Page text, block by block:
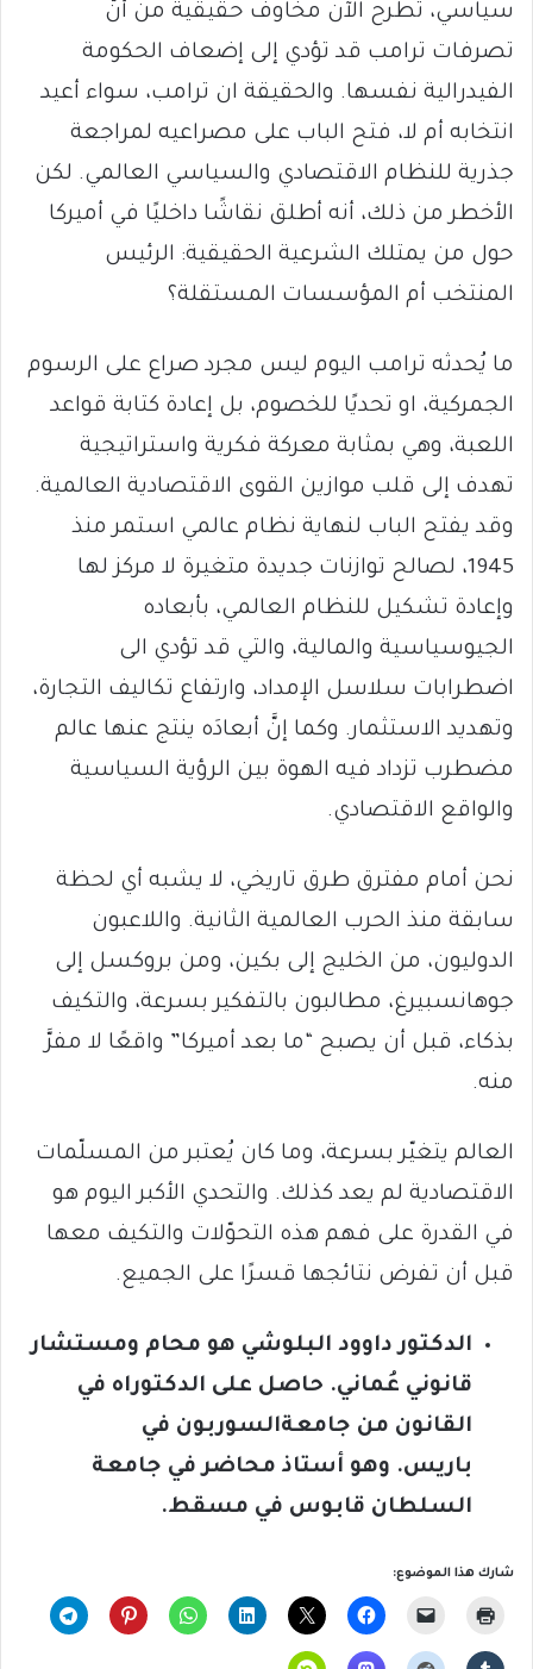
سياسي، تُطرح الآن مخاوف حقيقية من أنَّ
تصرفات ترامب قد تؤدي إلى إضعاف الحكومة
الفيدرالية نفسها. والحقيقة ان ترامب، سواء أعيد
انتخابه أم لا، فتح الباب على مصراعيه لمراجعة
جذرية للنظام الاقتصادي والسياسي العالمي. لكن
الأخطر من ذلك، أنه أطلق نقاشًا داخليًا في أميركا
حول من يمتلك الشرعية الحقيقية: الرئيس
المنتخب أم المؤسسات المستقلة؟
ما يُحدثه ترامب اليوم ليس مجرد صراع على الرسوم
الجمركية، او تحديًا للخصوم، بل إعادة كتابة قواعد
اللعبة، وهي بمثابة معركة فكرية واستراتيجية
تهدف إلى قلب موازين القوى الاقتصادية العالمية.
وقد يفتح الباب لنهاية نظام عالمي استمر منذ
1945، لصالح توازنات جديدة متغيرة لا مركز لها
وإعادة تشكيل للنظام العالمي، بأبعاده
الجيوسياسية والمالية، والتي قد تؤدي الى
اضطرابات سلاسل الإمداد، وارتفاع تكاليف التجارة،
وتهديد الاستثمار. وكما إنَّ أبعادَه ينتج عنها عالم
مضطرب تزداد فيه الهوة بين الرؤية السياسية
والواقع الاقتصادي.
نحن أمام مفترق طرق تاريخي، لا يشبه أي لحظة
سابقة منذ الحرب العالمية الثانية. واللاعبون
الدوليون، من الخليج إلى بكين، ومن بروكسل إلى
جوهانسبيرغ، مطالبون بالتفكير بسرعة، والتكيف
بذكاء، قبل أن يصبح “ما بعد أميركا” واقعًا لا مفرَّ
منه.
العالم يتغيّر بسرعة، وما كان يُعتبر من المسلّمات
الاقتصادية لم يعد كذلك. والتحدي الأكبر اليوم هو
في القدرة على فهم هذه التحوّلات والتكيف معها
قبل أن تفرض نتائجها قسرًا على الجميع.
الدكتور داوود البلوشي هو محام ومستشار
قانوني عُماني. حاصل على الدكتوراه في
القانون من جامعةالسوربون في
باريس. وهو أستاذ محاضر في جامعة
السلطان قابوس في مسقط.
شارك هذا الموضوع: